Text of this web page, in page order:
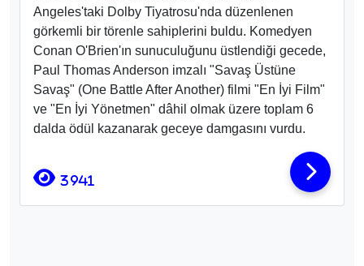
Angeles'taki Dolby Tiyatrosu'nda düzenlenen
görkemli bir törenle sahiplerini buldu. Komedyen
Conan O'Brien'ın sunuculuğunu üstlendiği gecede,
Paul Thomas Anderson imzalı "Savaş Üstüne
Savaş" (One Battle After Another) filmi "En İyi Film"
ve "En İyi Yönetmen" dâhil olmak üzere toplam 6
dalda ödül
kazanarak geceye damgasını vurdu.
3941